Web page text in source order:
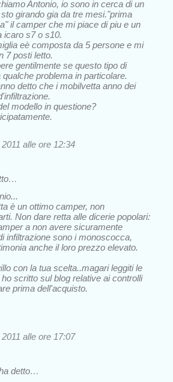
Antonio, io sono in cerca di un
girando gia da tre mesi."prima
il camper che mi piace di piu e un
icaro s7 o s10.
eè composta da 5 persone e mi
7 posti letto.
gentilmente se questo tipo di
problema in particolare.
detto che i mobilvetta anno dei
modello in questione?
alle ore 12:34
è un ottimo camper, non
Non dare retta alle dicerie popolari:
a non avere sicuramente
infiltrazione sono i monoscocca,
anche il loro prezzo elevato.
con la tua scelta..magari leggiti le
scritto sul blog relative ai controlli
prima dell'acquisto.
alle ore 17:07
detto…